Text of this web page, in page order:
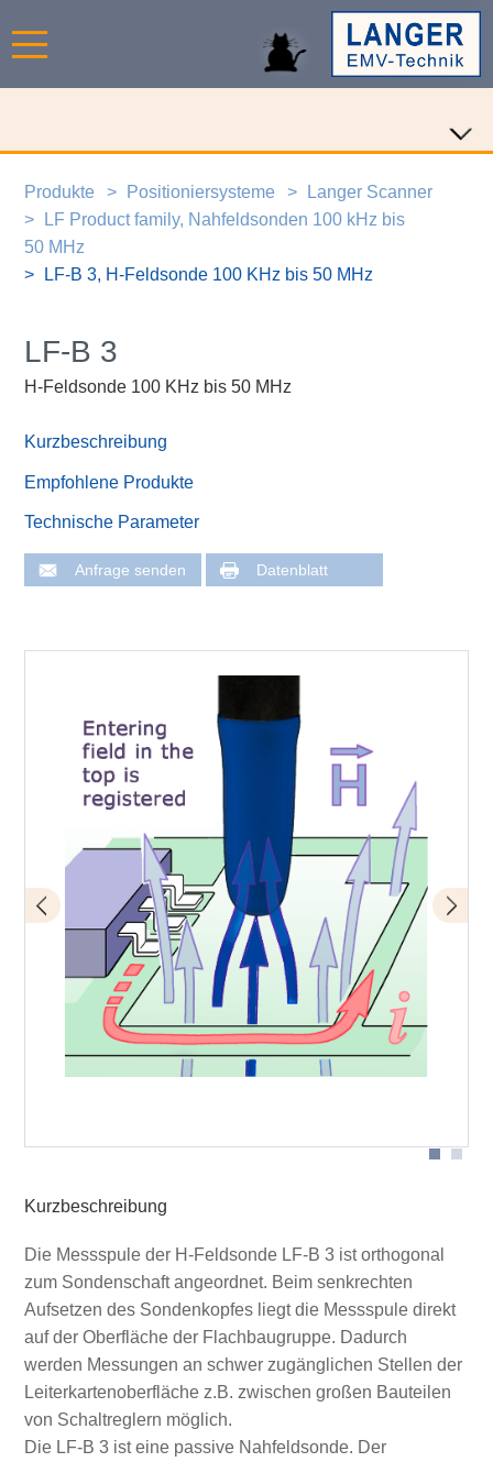
Produkte Positioniersysteme
Langer Scanner
LF Product family, Nahfeldsonden 100 kHz bis
50 MHz
LF-B 3, H-Feldsonde 100 KHz bis 50 MHz
LF-B 3
H-Feldsonde 100 KHz bis 50 MHz
Kurzbeschreibung
Empfohlene Produkte
Technische Parameter
Anfrage senden Datenblatt
Kurzbeschreibung
Die Messspule der H-Feldsonde LF-B 3 ist orthogonal
zum Sondenschaft angeordnet. Beim senkrechten
Aufsetzen des Sondenkopfes liegt die Messspule direkt
auf der Oberfläche der Flachbaugruppe. Dadurch
werden Messungen an schwer zugänglichen Stellen der
Leiterkartenoberfläche z.B. zwischen großen Bauteilen
von Schaltreglern möglich.
Die LF-B 3 ist eine passive Nahfeldsonde. Der